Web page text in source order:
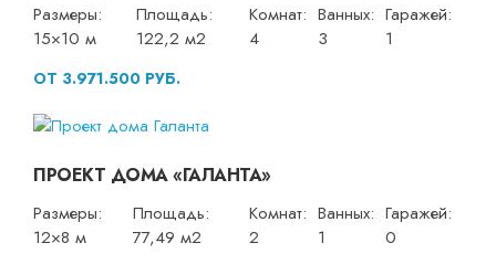
Размеры:
15×10 м
Площадь:
122,2 м2
Комнат:
4
Ванных:
3
Гаражей:
1
ОТ 3.971.500 РУБ.
ПРОЕКТ ДОМА «ГАЛАНТА»
Размеры:
12×8 м
Площадь:
77,49 м2
Комнат:
2
Ванных:
1
Гаражей:
0